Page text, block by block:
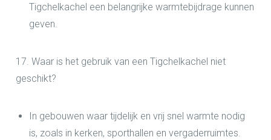
Tigchelkachel een belangrijke warmtebijdrage kunnen
geven.
17. Waar is het gebruik van een Tigchelkachel niet
geschikt?
In gebouwen waar tijdelijk en vrij snel warmte nodig
is, zoals in kerken, sporthallen en vergaderruimtes.